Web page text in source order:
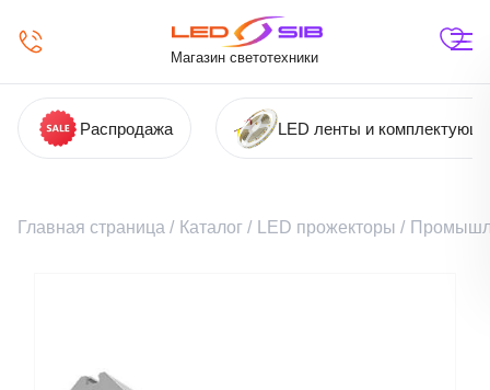
Магазин светотехники
Распродажа LED ленты и
Главная страница / Каталог / LED прожекторы /